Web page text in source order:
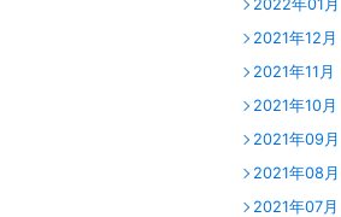
2022年01月
2021年12月
2021年11月
2021年10月
2021年09月
2021年08月
2021年07月